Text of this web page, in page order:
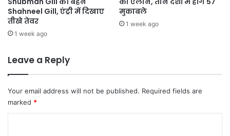
Shahneel Gill, एंट्री में दिखाए
तीखे तेवर
1 week ago
मुकाबले
1 week ago
Leave a Reply
Your email address will not be published. Required fields are
marked *